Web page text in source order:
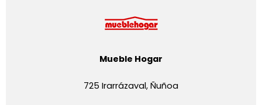
Mueble Hogar
725 Irarrázaval, Ñuñoa